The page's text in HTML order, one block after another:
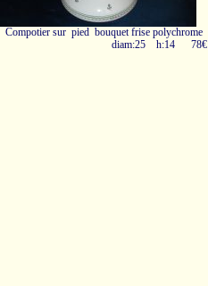
Compotier sur pied bouquet frise polychrome
diam:25 h:14 78€